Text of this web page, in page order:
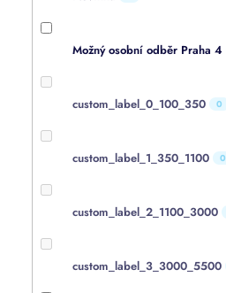
Možný osobní odběr Praha 4
custom_label_0_100_350 0
custom_label_1_350_1100 0
custom_label_2_1100_3000
custom_label_3_3000_5500